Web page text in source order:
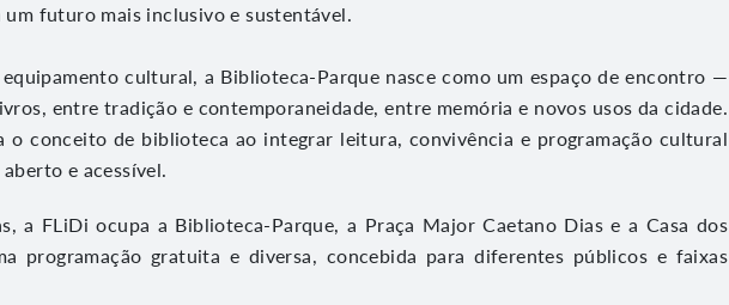
futuro mais inclusivo e sustentável.
cultural, a Biblioteca-Parque nasce como um espaço de encontro —
entre tradição e contemporaneidade, entre memória e novos usos da cidade.
o conceito de biblioteca ao integrar leitura, convivência e programação cultural
e acessível.
a FLiDi ocupa a Biblioteca-Parque, a Praça Major Caetano Dias e a Casa dos
programação gratuita e diversa, concebida para diferentes públicos e faixas